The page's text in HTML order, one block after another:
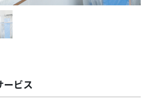
ービス